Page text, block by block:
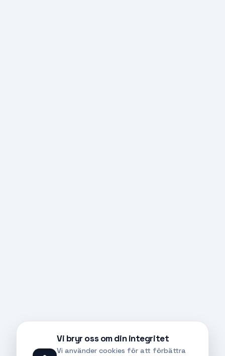
Vi bryr oss om din integritet
Vi använder cookies för att förbättra